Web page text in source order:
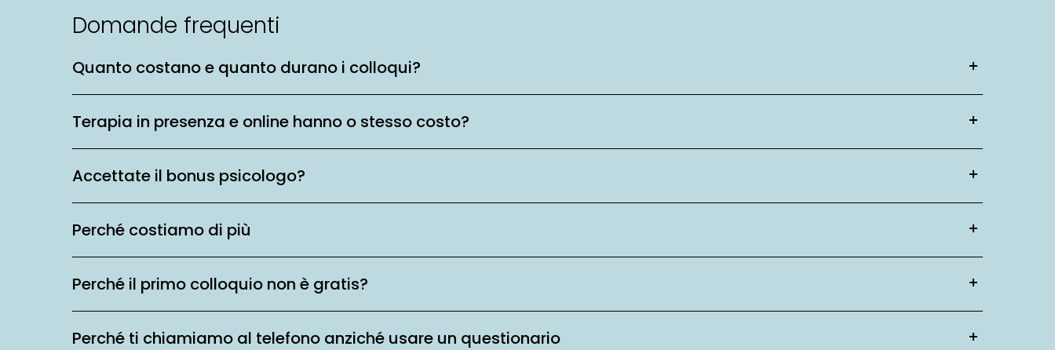
Domande frequenti
Quanto costano e quanto durano i colloqui?
Terapia in presenza e online hanno o stesso costo?
Accettate il bonus psicologo?
Perché costiamo di più
Perché il primo colloquio non è gratis?
Perché ti chiamiamo al telefono anziché usare un questionario